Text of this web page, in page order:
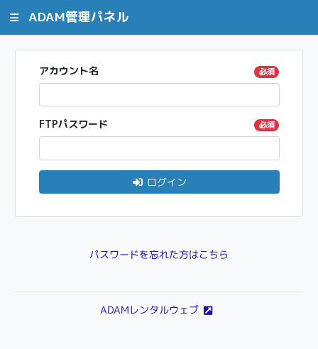
ADAM管理パネル
アカウント名 必須
FTPパスワード 必須
ログイン
パスワードを忘れた方はこちら
ADAMレンタルウェブ